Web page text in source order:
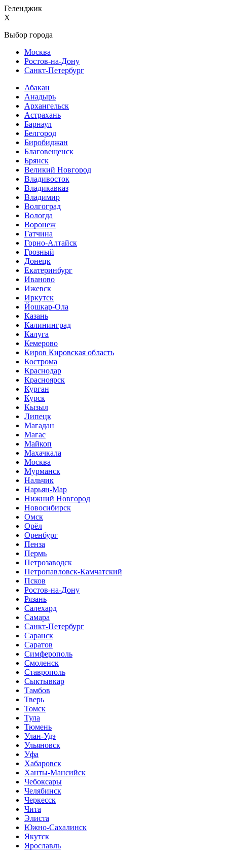
Геленджик
X
Выбор города
Москва
Ростов-на-Дону
Санкт-Петербург
Абакан
Анадырь
Архангельск
Астрахань
Барнаул
Белгород
Биробиджан
Благовещенск
Брянск
Великий Новгород
Владивосток
Владикавказ
Владимир
Волгоград
Вологда
Воронеж
Гатчина
Горно-Алтайск
Грозный
Донецк
Екатеринбург
Иваново
Ижевск
Иркутск
Йошкар-Ола
Казань
Калининград
Калуга
Кемерово
Киров Кировская область
Кострома
Краснодар
Красноярск
Курган
Курск
Кызыл
Липецк
Магадан
Магас
Майкоп
Махачкала
Москва
Мурманск
Нальчик
Нарьян-Мар
Нижний Новгород
Новосибирск
Омск
Орёл
Оренбург
Пенза
Пермь
Петрозаводск
Петропавловск-Камчатский
Псков
Ростов-на-Дону
Рязань
Салехард
Самара
Санкт-Петербург
Саранск
Саратов
Симферополь
Смоленск
Ставрополь
Сыктывкар
Тамбов
Тверь
Томск
Тула
Тюмень
Улан-Удэ
Ульяновск
Уфа
Хабаровск
Ханты-Мансийск
Чебоксары
Челябинск
Черкесск
Чита
Элиста
Южно-Сахалинск
Якутск
Ярославль